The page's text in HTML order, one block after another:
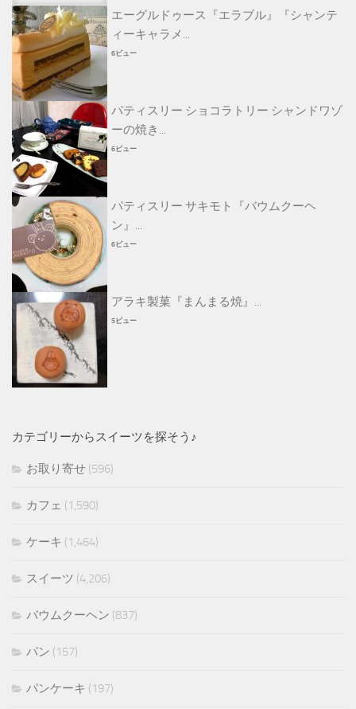
エーグルドゥース『エラブル』『シャンテ
ィーキャラメ...
6ビュー
パティスリー ショコラトリー シャンドワゾ
ーの焼き...
6ビュー
パティスリー サキモト『バウムクーヘ
ン』...
6ビュー
アラキ製菓『まんまる焼』...
5ビュー
カテゴリーからスイーツを探そう♪
お取り寄せ (596)
カフェ (1,590)
ケーキ (1,464)
スイーツ (4,206)
バウムクーヘン (837)
パン (157)
パンケーキ (197)